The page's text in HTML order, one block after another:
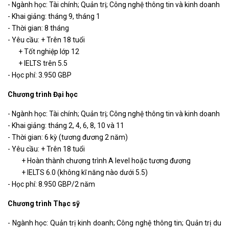
- Ngành học: Tài chính; Quản trị; Công nghệ thông tin và kinh doanh
- Khai giảng: tháng 9, tháng 1
- Thời gian: 8 tháng
- Yêu cầu: + Trên 18 tuổi
+ Tốt nghiệp lớp 12
+ IELTS trên 5.5
- Học phí: 3.950 GBP
Chương trình Đại học
- Ngành học: Tài chính; Quản trị; Công nghệ thông tin và kinh doanh
- Khai giảng: tháng 2, 4, 6, 8, 10 và 11
- Thời gian: 6 kỳ (tương đương 2 năm)
- Yêu cầu: + Trên 18 tuổi
+ Hoàn thành chương trình A level hoặc tương đương
+ IELTS 6.0 (không kĩ năng nào dưới 5.5)
- Học phí: 8.950 GBP/2 năm
Chương trình Thạc sỹ
- Ngành học: Quản trị kinh doanh; Công nghệ thông tin; Quản trị du